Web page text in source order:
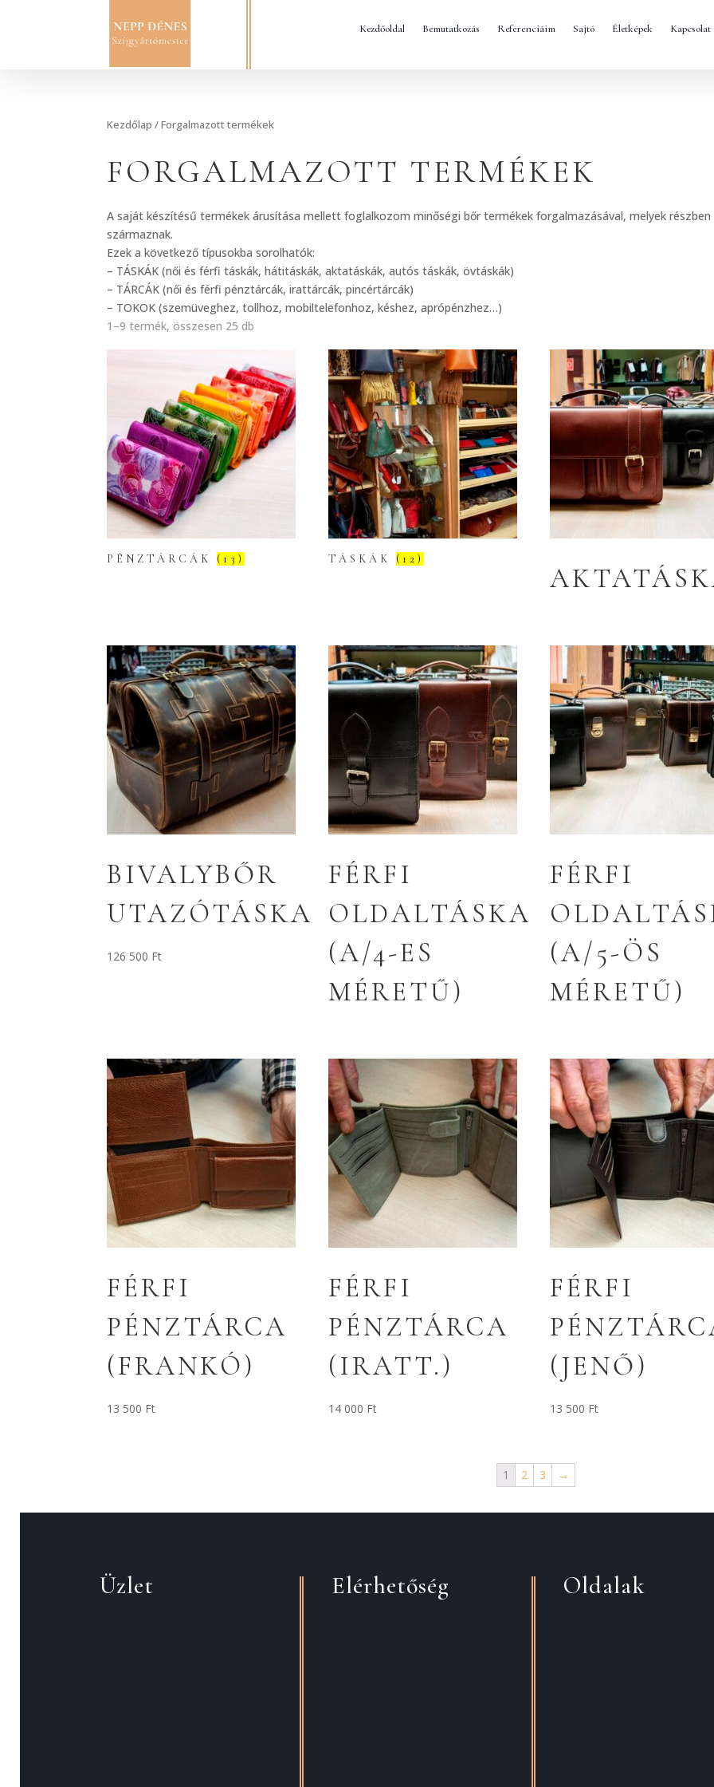
Kezdőoldal Bemutatkozás Referenciáim Sajtó Életképek Kapcsolat
Kezdőlap / Forgalmazott termékek
FORGALMAZOTT TERMÉKEK
A saját készítésű termékek árusítása mellett foglalkozom minőségi bőr termékek forgalmazásával, melyek
származnak.
Ezek a következő típusokba sorolhatók:
– TÁSKÁK (női és férfi táskák, hátitáskák, aktatáskák, autós táskák, övtáskák)
– TÁRCÁK (női és férfi pénztárcák, irattárcák, pincértárcák)
– TOKOK (szemüveghez, tollhoz, mobiltelefonhoz, késhez, aprópénzhez…)
1–9 termék, összesen 25 db
PÉNZTÁRCÁK (13) TÁSKÁK (12)
BIVALYBŐR
UTAZÓTÁSKA
126 500 Ft
FÉRFI
OLDALTÁSKA
(A/4-ES
MÉRETŰ)
FÉRFI
(A/5-ÖS
MÉRETŰ)
FÉRFI
PÉNZTÁRCA
(FRANKÓ)
13 500 Ft
FÉRFI
PÉNZTÁRCA
(IRATT.)
14 000 Ft
FÉRFI
(JENŐ)
13 500 Ft
1 2 3 →
Üzlet Elérhetőség Oldalak